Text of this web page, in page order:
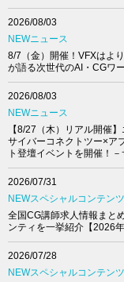
2026/08/03
NEWニュース
8/7（金）開催！VFXはよ
が語る次世代のAI・CGワ
2026/08/03
NEWニュース
【8/27（木）リアル開催
サイバーコネクトツー×
ト登壇イベントを開催！－
2026/07/31
NEWスペシャルコンテンツ
全国CG講師求人情報まと
ンティを一挙紹介【2026年
2026/07/28
NEWスペシャルコンテンツ